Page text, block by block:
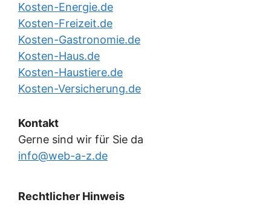
Kosten-Energie.de
Kosten-Freizeit.de
Kosten-Gastronomie.de
Kosten-Haus.de
Kosten-Haustiere.de
Kosten-Versicherung.de
Kontakt
Gerne sind wir für Sie da
info@web-a-z.de
Rechtlicher Hinweis